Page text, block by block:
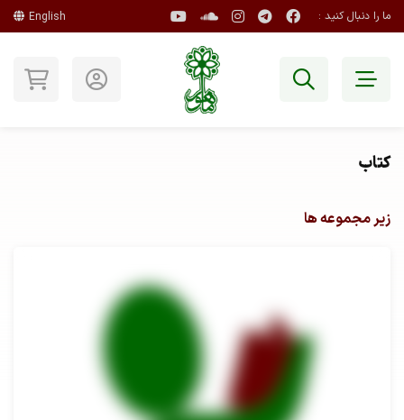
ما را دنبال کنید : English
کتاب
زیر مجموعه ها